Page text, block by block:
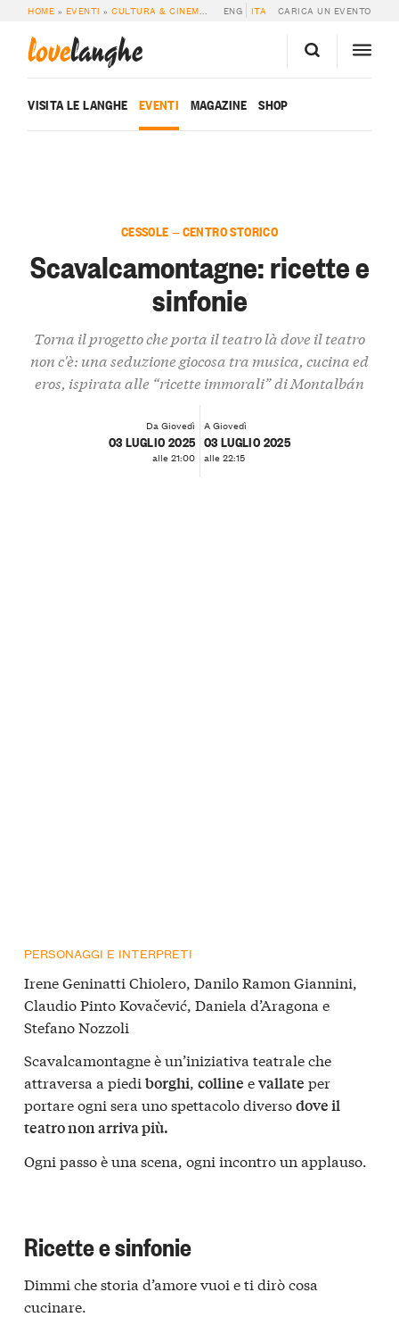
HOME » EVENTI »CULTURA & CINEMA » SCAVALCAMONTAGNE: RICETTE E
ENG ITA CARICA UN EVENTO
lovelanghe
VISITA LE LANGHE EVENTI MAGAZINE SHOP
CESSOLE — CENTRO STORICO
Scavalcamontagne: ricette e
sinfonie
Torna il progetto che porta il teatro là dove il teatro
non c'è: una seduzione giocosa tra musica, cucina ed
eros, ispirata alle “ricette immorali” di Montalbán
Da Giovedì
03 LUGLIO 2025
alle 21:00
A Giovedì
03 LUGLIO 2025
alle 22:15
PERSONAGGI E INTERPRETI
Irene Geninatti Chiolero, Danilo Ramon Giannini,
Claudio Pinto Kovačević, Daniela d’Aragona e
Stefano Nozzoli
Scavalcamontagne è un’iniziativa teatrale che
attraversa a piedi borghi, colline evallate per
portare ogni sera uno spettacolo diversodove il
teatro non arriva più.
Ogni passo è una scena, ogni incontro un applauso.
Ricette e sinfonie
Dimmi che storia d’amore vuoi e ti dirò cosa
cucinare.